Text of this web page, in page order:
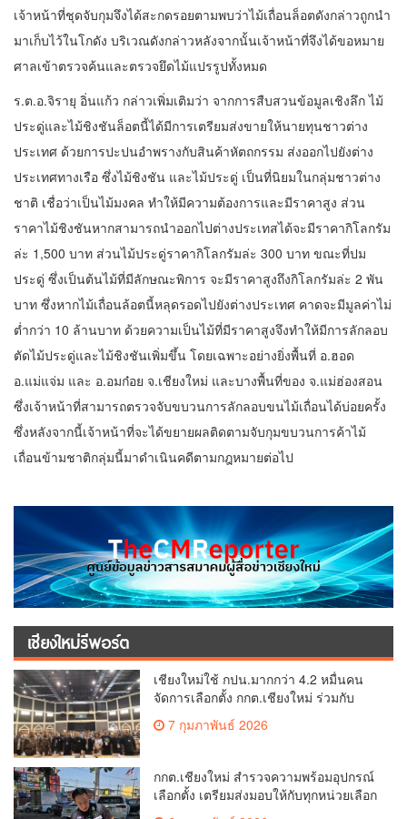
เจ้าหน้าที่ชุดจับกุมจึงได้สะกดรอยตามพบว่าไม้เถื่อนล็อตดังกล่าวถูกนำ
มาเก็บไว้ในโกดัง บริเวณดังกล่าวหลังจากนั้นเจ้าหน้าที่จึงได้ขอหมาย
ศาลเข้าตรวจค้นและตรวจยึดไม้แปรรูปทั้งหมด
ร.ต.อ.จิรายุ อิ่นแก้ว กล่าวเพิ่มเติมว่า จากการสืบสวนข้อมูลเชิงลึก ไม้
ประดู่และไม้ชิงชันล็อตนี้ได้มีการเตรียมส่งขายให้นายทุนชาวต่าง
ประเทศ ด้วยการปะปนอำพรางกับสินค้าหัตถกรรม ส่งออกไปยังต่าง
ประเทศทางเรือ ซึ่งไม้ชิงชัน และไม้ประดู่ เป็นที่นิยมในกลุ่มชาวต่าง
ชาติ เชื่อว่าเป็นไม้มงคล ทำให้มีความต้องการและมีราคาสูง ส่วน
ราคาไม้ชิงชันหากสามารถนำออกไปต่างประเทสได้จะมีราคากิโลกรัม
ล่ะ 1,500 บาท ส่วนไม้ประดู่ราคากิโลกรัมล่ะ 300 บาท ขณะที่ปม
ประดู่ ซึ่งเป็นต้นไม้ที่มีลักษณะพิการ จะมีราคาสูงถึงกิโลกรัมล่ะ 2 พัน
บาท ซึ่งหากไม้เถื่อนล้อตนี้หลุดรอดไปยังต่างประเทศ คาดจะมีมูลค่าไม่
ต่ำกว่า 10 ล้านบาท ด้วยความเป็นไม้ที่มีราคาสูงจึงทำให้มีการลักลอบ
ตัดไม้ประดู่และไม้ชิงชันเพิ่มขึ้น โดยเฉพาะอย่างยิ่งพื้นที่ อ.ฮอด
อ.แม่แจ่ม และ อ.อมก๋อย จ.เชียงใหม่ และบางพื้นที่ของ จ.แม่ฮ่องสอน
ซึ่งเจ้าหน้าที่สามารถตรวจจับขบวนการลักลอบขนไม้เถื่อนได้บ่อยครั้ง
ซึ่งหลังจากนี้เจ้าหน้าที่จะได้ขยายผลติดตามจับกุมขบวนการค้าไม้
เถื่อนข้ามชาติกลุ่มนี้มาดำเนินคดีตามกฎหมายต่อไป
เชียงใหม่รีพอร์ต
เชียงใหม่ใช้ กปน.มากกว่า 4.2 หมื่นคน
จัดการเลือกตั้ง กกต.เชียงใหม่ ร่วมกับ
นายอำเภอหางดง ตรวจความเรียบร้อย
การมอบอุปกรณ์ บัตรเลือกตั้ง/ออกเสียง
7 กุมภาพันธ์ 2026
กกต.เชียงใหม่ สำรวจความพร้อมอุปกรณ์
เลือกตั้ง เตรียมส่งมอบให้กับทุกหน่วยเลือก
ตั้งในวันพรุ่งนี้